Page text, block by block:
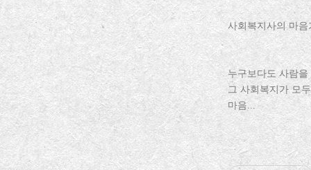
사회복지사의 마
누구보다도 사람
그 사회복지가 모
마음...